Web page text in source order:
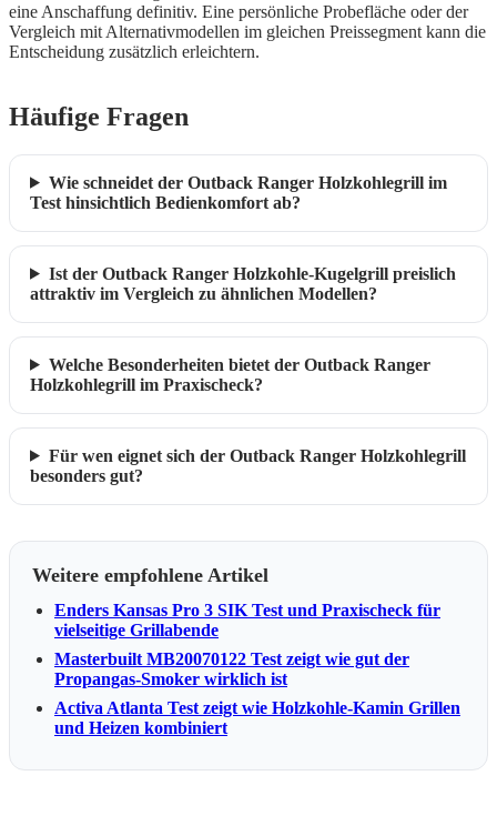
eine Anschaffung definitiv. Eine persönliche Probefläche oder der
Vergleich mit Alternativmodellen im gleichen Preissegment kann die
Entscheidung zusätzlich erleichtern.
Häufige Fragen
Wie schneidet der Outback Ranger Holzkohlegrill im
Test hinsichtlich Bedienkomfort ab?
Ist der Outback Ranger Holzkohle-Kugelgrill preislich
attraktiv im Vergleich zu ähnlichen Modellen?
Welche Besonderheiten bietet der Outback Ranger
Holzkohlegrill im Praxischeck?
Für wen eignet sich der Outback Ranger Holzkohlegrill
besonders gut?
Weitere empfohlene Artikel
Enders Kansas Pro 3 SIK Test und Praxischeck für
vielseitige Grillabende
Masterbuilt MB20070122 Test zeigt wie gut der
Propangas-Smoker wirklich ist
Activa Atlanta Test zeigt wie Holzkohle-Kamin Grillen
und Heizen kombiniert